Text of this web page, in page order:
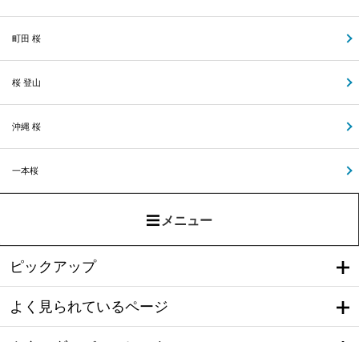
町田 桜
桜 登山
沖縄 桜
一本桜
メニュー
ピックアップ
よく見られているページ